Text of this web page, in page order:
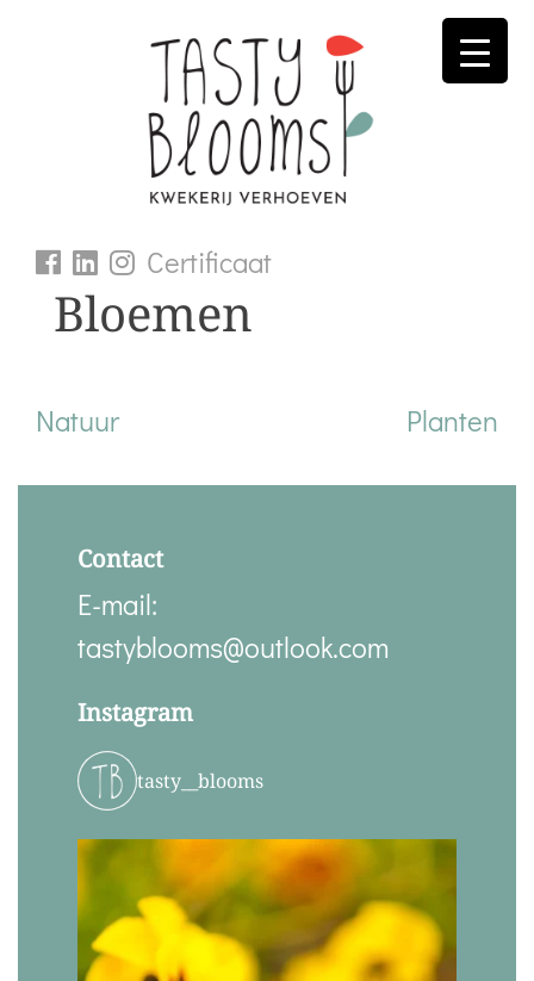
Certificaat
Bloemen
Bericht
Natuur Planten
Contact
E-mail:
tastyblooms@outlook.com
Instagram
tasty__blooms